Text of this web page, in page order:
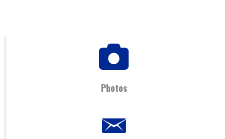
Photos